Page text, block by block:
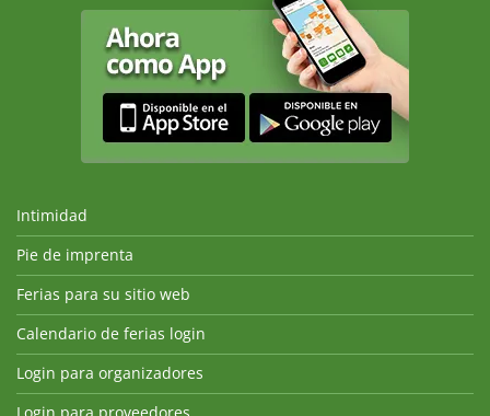
Intimidad
Pie de imprenta
Ferias para su sitio web
Calendario de ferias login
Login para organizadores